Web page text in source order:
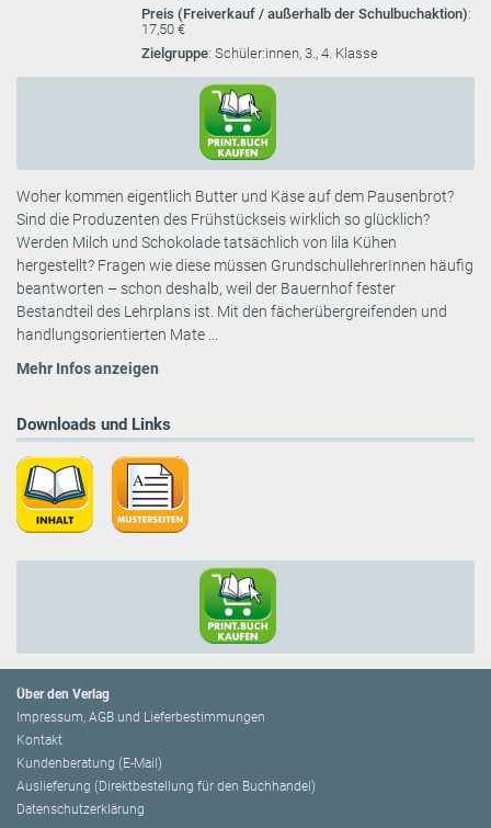
Preis (Freiverkauf / außerhalb der Schulbuchaktion):
17,50 €
Zielgruppe: Schüler:innen, 3., 4. Klasse
Woher kommen eigentlich Butter und Käse auf dem Pausenbrot?
Sind die Produzenten des Frühstückseis wirklich so glücklich?
Werden Milch und Schokolade tatsächlich von lila Kühen
hergestellt? Fragen wie diese müssen GrundschullehrerInnen häufig
beantworten – schon deshalb, weil der Bauernhof fester
Bestandteil des Lehrplans ist. Mit den fächerübergreifenden und
handlungsorientierten Mate ...
Mehr Infos anzeigen
Downloads und Links
Über den Verlag
Impressum, AGB und Lieferbestimmungen
Kontakt
Kundenberatung (E-Mail)
Auslieferung (Direktbestellung für den Buchhandel)
Datenschutzerklärung